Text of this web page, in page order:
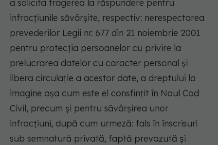
a solicita tragerea la răspundere pentru
infracțiunile săvârșite, respectiv: nerespectarea
prevederilor Legii nr. 677 din 21 noiembrie 2001
pentru protecția persoanelor cu privire la
prelucrarea datelor cu caracter personal și
libera circulație a acestor date, a dreptului la
imagine așa cum este el consfințit în Noul Cod
Civil, precum și pentru săvârșirea unor
infracțiuni, după cum urmeză: fals în înscrisuri
sub semnatură privată, faptă prevazută și